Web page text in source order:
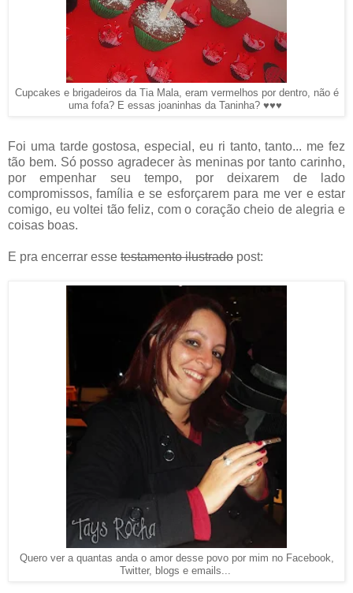
Cupcakes e brigadeiros da Tia Mala, eram vermelhos por dentro, não é
uma fofa? E essas joaninhas da Taninha? ♥♥♥
Foi uma tarde gostosa, especial, eu ri tanto, tanto... me fez
tão bem. Só posso agradecer às meninas por tanto carinho,
por empenhar seu tempo, por deixarem de lado
compromissos, família e se esforçarem para me ver e estar
comigo, eu voltei tão feliz, com o coração cheio de alegria e
coisas boas.
E pra encerrar esse testamento ilustrado post:
Quero ver a quantas anda o amor desse povo por mim no Facebook,
Twitter, blogs e emails...